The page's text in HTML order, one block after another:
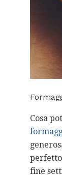
Cosa
fine